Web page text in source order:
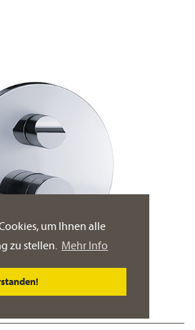
um Ihnen alle
zu stellen. Mehr Info